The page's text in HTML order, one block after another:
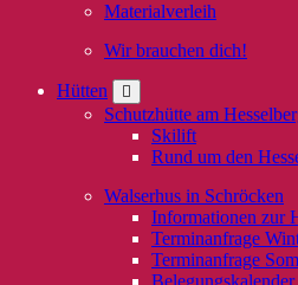
Materialverleih
Wir brauchen dich!
Hütten
Schutzhütte am
Skilift
Rund um den
Walserhus in Schröcken
Informationen zur
Terminanfrage
Terminanfrage
Belegungskalender